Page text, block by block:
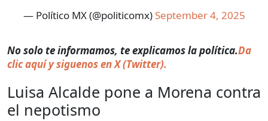
— Político MX (@politicomx) September 4, 2025
No solo te informamos, te explicamos la política.Da
clic aquí y siguenos en X (Twitter).
Luisa Alcalde pone a Morena contra
el nepotismo